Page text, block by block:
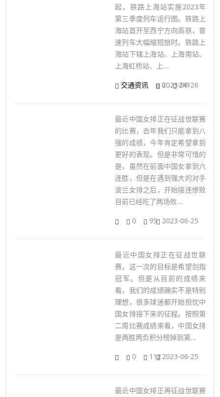
起，铁路上海站实施2023年
第三季度列车运行图。铁路上
海站首开至西宁方向高铁，普
速列车大幅缩短旅时。铁路上
海站下辖上海站、上海南站、
上海虹桥站、上...
交通资讯 0 241
2023-06-26
最近中国女排正在征战世联赛
的比赛，去年我们只能拿到八
强的成绩，今年肯定希望拿到
更好的表现。但是非常可惜的
是，虽然在前面中国女拿到六
连胜，但是在遇到强大的对手
波兰女排之后，开始接连惨败
目前已经吃了两场败...
0 95 2023-06-25
最近中国女排正在征战世联
赛，这一次的目标是希望剑指
冠军。但是从目前的成绩来
看，我们的成绩确实不是特别
理想，很多球迷都开始担忧中
国女排接下来的征程。按照第
二周比赛成绩来看，中国女排
是两胜两负积分榜掉到第...
0 1122023-06-25
最近中国女排正再征战世联赛